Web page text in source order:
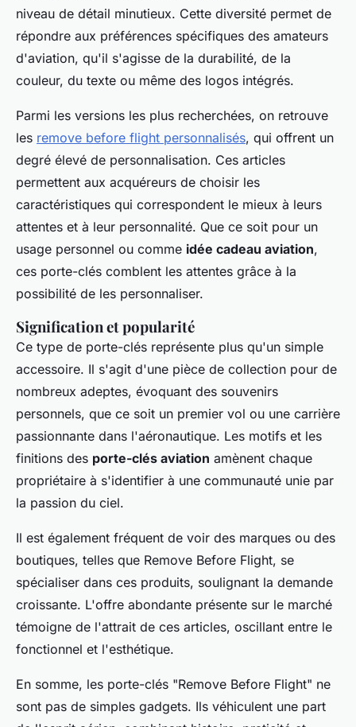
niveau de détail minutieux. Cette diversité permet de
répondre aux préférences spécifiques des amateurs
d'aviation, qu'il s'agisse de la durabilité, de la
couleur, du texte ou même des logos intégrés.
Parmi les versions les plus recherchées, on retrouve
les remove before flight personnalisés, qui offrent un
degré élevé de personnalisation. Ces articles
permettent aux acquéreurs de choisir les
caractéristiques qui correspondent le mieux à leurs
attentes et à leur personnalité. Que ce soit pour un
usage personnel ou comme idée cadeau aviation,
ces porte-clés comblent les attentes grâce à la
possibilité de les personnaliser.
Signification et popularité
Ce type de porte-clés représente plus qu'un simple
accessoire. Il s'agit d'une pièce de collection pour de
nombreux adeptes, évoquant des souvenirs
personnels, que ce soit un premier vol ou une carrière
passionnante dans l'aéronautique. Les motifs et les
finitions des porte-clés aviation amènent chaque
propriétaire à s'identifier à une communauté unie par
la passion du ciel.
Il est également fréquent de voir des marques ou des
boutiques, telles que Remove Before Flight, se
spécialiser dans ces produits, soulignant la demande
croissante. L'offre abondante présente sur le marché
témoigne de l'attrait de ces articles, oscillant entre le
fonctionnel et l'esthétique.
En somme, les porte-clés "Remove Before Flight" ne
sont pas de simples gadgets. Ils véhiculent une part